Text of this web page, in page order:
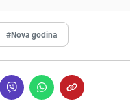
#Nova godina